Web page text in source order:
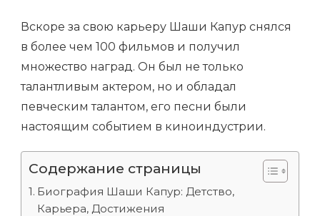
Вскоре за свою карьеру Шаши Капур снялся
в более чем 100 фильмов и получил
множество наград. Он был не только
талантливым актером, но и обладал
певческим талантом, его песни были
настоящим событием в киноиндустрии.
Содержание страницы
Биография Шаши Капур: Детство,
Карьера, Достижения